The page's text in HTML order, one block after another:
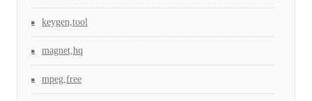
keygen,tool
magnet,hq
mpeg,free